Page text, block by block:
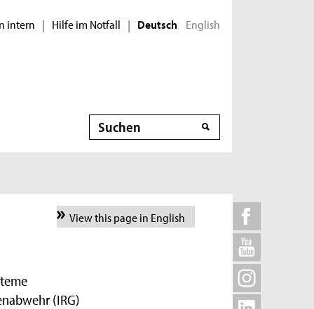
intern | Hilfe im Notfall | Deutsch English
Suche
View this page in English
(IRG)